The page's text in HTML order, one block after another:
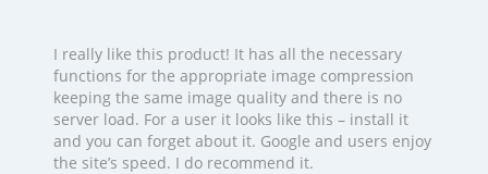
I really like this product! It has all the necessary
functions for the appropriate image compression
keeping the same image quality and there is no
server load. For a user it looks like this – install it
and you can forget about it. Google and users enjoy
the site’s speed. I do recommend it.